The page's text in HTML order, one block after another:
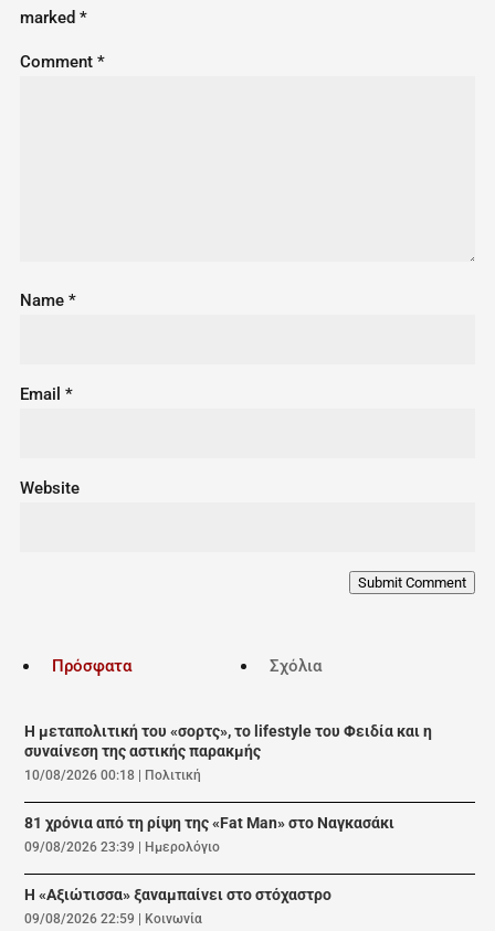
marked *
Comment *
Name *
Email *
Website
Submit Comment
Πρόσφατα Σχόλια
Η μεταπολιτική του «σορτς», το lifestyle του Φειδία και η
συναίνεση της αστικής παρακμής
10/08/2026 00:18 Πολιτική
81 χρόνια από τη ρίψη της «Fat Man» στο Ναγκασάκι
09/08/2026 23:39 Ημερολόγιο
Η «Αξιώτισσα» ξαναμπαίνει στο στόχαστρο
09/08/2026 22:59 Κοινωνία